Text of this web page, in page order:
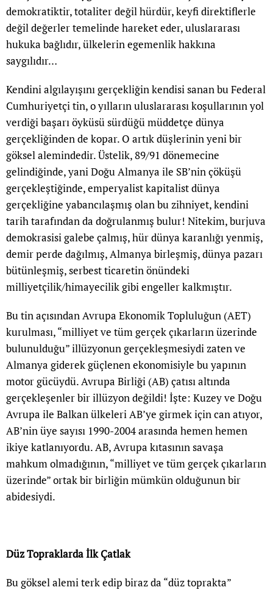
demokratiktir, totaliter değil hürdür, keyfi direktiflerle
değil değerler temelinde hareket eder, uluslararası
hukuka bağlıdır, ülkelerin egemenlik hakkına
saygılıdır…
Kendini algılayışını gerçekliğin kendisi sanan bu Federal
Cumhuriyetçi tin, o yılların uluslararası koşullarının yol
verdiği başarı öyküsü sürdüğü müddetçe dünya
gerçekliğinden de kopar. O artık düşlerinin yeni bir
göksel alemindedir. Üstelik, 89/91 dönemecine
gelindiğinde, yani Doğu Almanya ile SB’nin çöküşü
gerçekleştiğinde, emperyalist kapitalist dünya
gerçekliğine yabancılaşmış olan bu zihniyet, kendini
tarih tarafından da doğrulanmış bulur! Nitekim, burjuva
demokrasisi galebe çalmış, hür dünya karanlığı yenmiş,
demir perde dağılmış, Almanya birleşmiş, dünya pazarı
bütünleşmiş, serbest ticaretin önündeki
milliyetçilik/himayecilik gibi engeller kalkmıştır.
Bu tin açısından Avrupa Ekonomik Topluluğun (AET)
kurulması, “milliyet ve tüm gerçek çıkarların üzerinde
bulunulduğu” illüzyonun gerçekleşmesiydi zaten ve
Almanya giderek güçlenen ekonomisiyle bu yapının
motor gücüydü. Avrupa Birliği (AB) çatısı altında
gerçekleşenler bir illüzyon değildi! İşte: Kuzey ve Doğu
Avrupa ile Balkan ülkeleri AB’ye girmek için can atıyor,
AB’nin üye sayısı 1990-2004 arasında hemen hemen
ikiye katlanıyordu. AB, Avrupa kıtasının savaşa
mahkum olmadığının, “milliyet ve tüm gerçek çıkarların
üzerinde” ortak bir birliğin mümkün olduğunun bir
abidesiydi.
Düz Topraklarda İlk Çatlak
Bu göksel alemi terk edip biraz da “düz toprakta”